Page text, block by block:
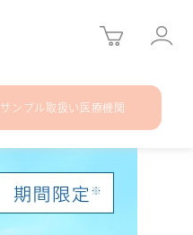
サンプル取扱い医療機関